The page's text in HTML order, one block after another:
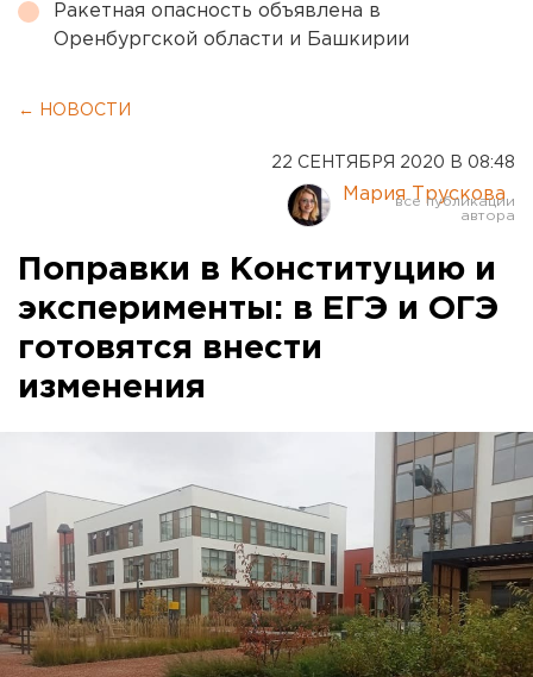
Ракетная опасность объявлена в
Оренбургской области и Башкирии
← НОВОСТИ
22 СЕНТЯБРЯ 2020 В 08:48
Мария Трускова
Поправки в Конституцию и
эксперименты: в ЕГЭ и ОГЭ
готовятся внести
изменения